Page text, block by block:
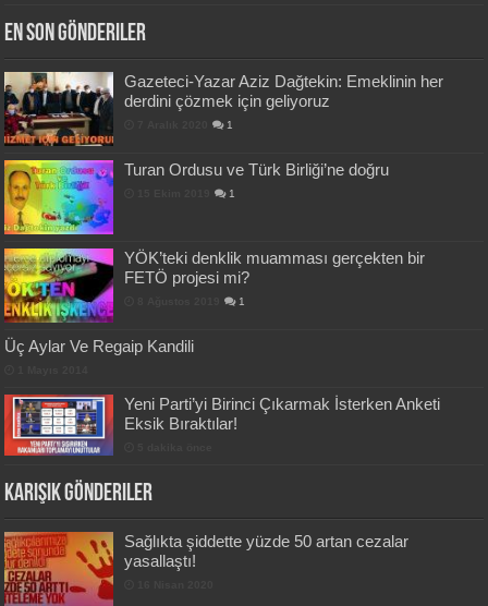
En Son Gönderiler
Gazeteci-Yazar Aziz Dağtekin: Emeklinin her
derdini çözmek için geliyoruz
1
Turan Ordusu ve Türk Birliği’ne doğru
1
YÖK’teki denklik muamması gerçekten bir
FETÖ projesi mi?
1
Üç Aylar Ve Regaip Kandili
Yeni Parti’yi Birinci Çıkarmak İsterken Anketi
Eksik Bıraktılar!
Karışık Gönderiler
Sağlıkta şiddette yüzde 50 artan cezalar
yasallaştı!